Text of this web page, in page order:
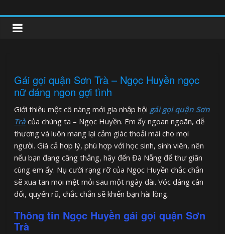
to
content
clipnonglive.com
Gái gọi quận Sơn Trà – Ngọc Huyền ngọc
nữ dáng ngon gợi tình
Giới thiệu một cô nàng mới gia nhập hội gái gọi quận Sơn
Trà của chúng ta – Ngọc Huyền. Em ấy ngoan ngoãn, dễ
thương và luôn mang lại cảm giác thoải mái cho mọi
người. Giá cả hợp lý, phù hợp với học sinh, sinh viên, nên
nếu bạn đang căng thẳng, hãy đến Đà Nẵng để thư giãn
cùng em ấy. Nụ cười rạng rỡ của Ngọc Huyền chắc chắn
sẽ xua tan mọi mệt mỏi sau một ngày dài. Vóc dáng cân
đối, quyến rũ, chắc chắn sẽ khiến bạn hài lòng.
Thông tin Ngọc Huyền gái gọi quận Sơn
Trà